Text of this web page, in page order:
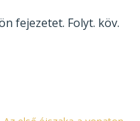
fejezetet. Folyt. köv.